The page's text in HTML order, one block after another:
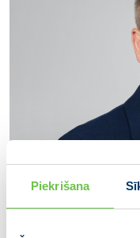
Piekrišana